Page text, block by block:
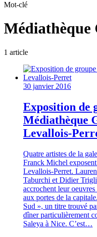
Mot-clé
Médiathèque
1 article
30 janvier 2016
Exposition de
Médiathèque
Levallois-
Quatre artistes de la
Franck Michel
Levallois-Perret.
Taburchi et Didier
accrochent leur
aux portes de la
Sud », un titre trouvé
dîner particulièrement
Saleya à Nice. C’est…